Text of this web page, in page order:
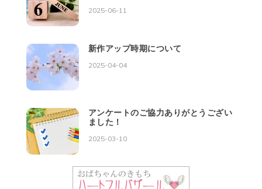
2025-06-11
新作アップ時期について
2025-04-04
アンケートのご協力ありがとうござい
ました！
2025-03-10